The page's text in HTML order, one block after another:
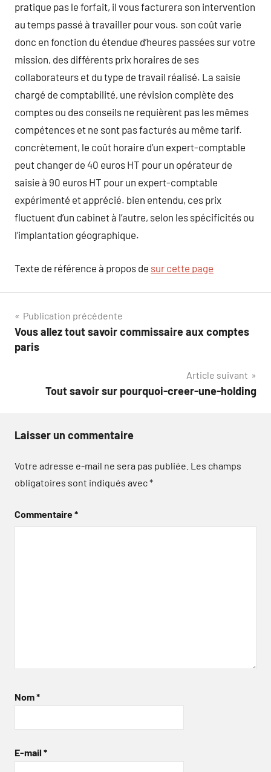
pratique pas le forfait, il vous facturera son intervention
au temps passé à travailler pour vous. son coût varie
donc en fonction du étendue d’heures passées sur votre
mission, des différents prix horaires de ses
collaborateurs et du type de travail réalisé. La saisie
chargé de comptabilité, une révision complète des
comptes ou des conseils ne requièrent pas les mêmes
compétences et ne sont pas facturés au même tarif.
concrètement, le coût horaire d’un expert-comptable
peut changer de 40 euros HT pour un opérateur de
saisie à 90 euros HT pour un expert-comptable
expérimenté et apprécié. bien entendu, ces prix
fluctuent d’un cabinet à l’autre, selon les spécificités ou
l’implantation géographique.
Texte de référence à propos de sur cette page
Navigation
de
Publication précédente
Vous allez tout savoir commissaire aux comptes
paris
Article suivant
Tout savoir sur pourquoi-creer-une-holding
Laisser un commentaire
Votre adresse e-mail ne sera pas publiée. Les champs
obligatoires sont indiqués avec*
Commentaire*
Nom*
E-mail *